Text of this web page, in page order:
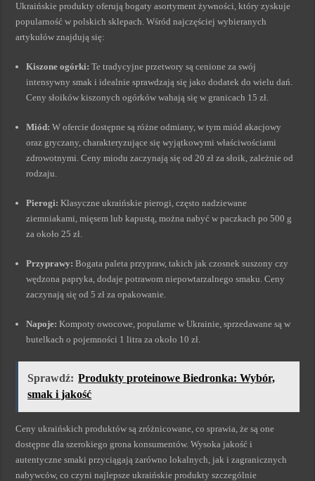
Ukraińskie produkty oferują bogaty asortyment żywności, który zyskuje
popularność w polskich sklepach. Wśród najczęściej wybieranych
artykułów znajdują się:
Kiszone ogórki: Te tradycyjne przetwory są cenione za swój
intensywny smak i idealnie sprawdzają się jako dodatek do wielu dań.
Ceny słoików kiszonych ogórków wahają się w granicach 15 zł.
Miód: W ofercie dostępne są różne odmiany, w tym miód akacjowy
oraz gryczany, charakteryzujące się wyjątkowymi właściwościami
zdrowotnymi. Ceny miodu zaczynają się od 20 zł za słoik, zależnie od
rodzaju.
Pierogi: Klasyczne ukraińskie pierogi, często nadziewane
ziemniakami, mięsem lub kapustą, można nabyć w paczkach po 500 g
za około 25 zł.
Przyprawy: Bogata paleta przypraw, takich jak czosnek suszony czy
wędzona papryka, dodaje potrawom niepowtarzalnego smaku. Ceny
zaczynają się od 5 zł za opakowanie.
Napoje: Kompoty owocowe, popularne w Ukrainie, sprzedawane są w
butelkach o pojemności 1 litra za około 10 zł.
Sprawdź: Produkty proteinowe Biedronka: Wybór,
smak i jakość
Ceny ukraińskich produktów są zróżnicowane, co sprawia, że są one
dostępne dla szerokiego grona konsumentów. Wysoka jakość i
autentyczne smaki przyciągają zarówno lokalnych, jak i zagranicznych
nabywców, co czyni najlepsze ukraińskie produkty szczególnie